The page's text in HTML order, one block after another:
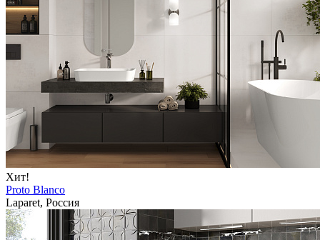
Хит!
Proto Blanco
Laparet, Россия